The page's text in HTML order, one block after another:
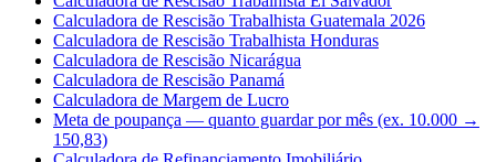
Calculadora de Rescisão Trabalhista Guatemala 2026
Calculadora de Rescisão Trabalhista Honduras
Calculadora de Rescisão Nicarágua
Calculadora de Rescisão Panamá
Calculadora de Margem de Lucro
Meta de poupança — quanto guardar por mês (ex. 10.000 →
150,83)